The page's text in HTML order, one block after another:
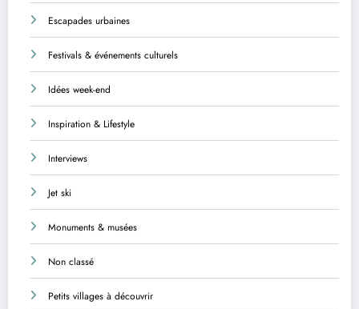
Escapades urbaines
Festivals & événements culturels
Idées week-end
Inspiration & Lifestyle
Interviews
Jet ski
Monuments & musées
Non classé
Petits villages à découvrir